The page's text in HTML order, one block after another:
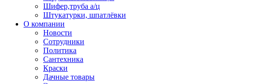
Шифер,труба а/ц
Штукатурки, шпатлёвки
О компании
Новости
Сотрудники
Политика
Сантехника
Краски
Дачные товары